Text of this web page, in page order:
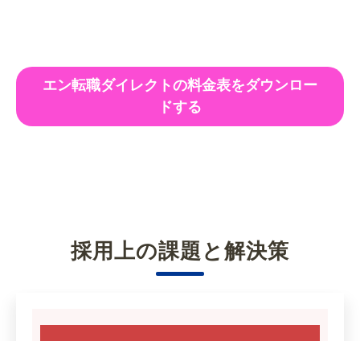
エン転職ダイレクトの料金表をダウンロー
ドする
採用上の課題と解決策